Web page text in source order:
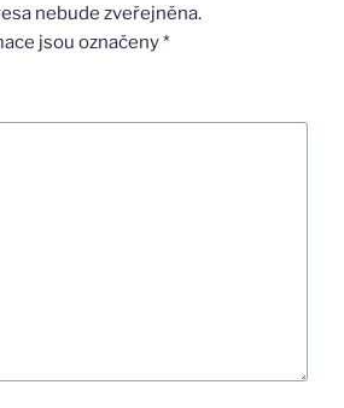
nebude zveřejněna.
jsou označeny*